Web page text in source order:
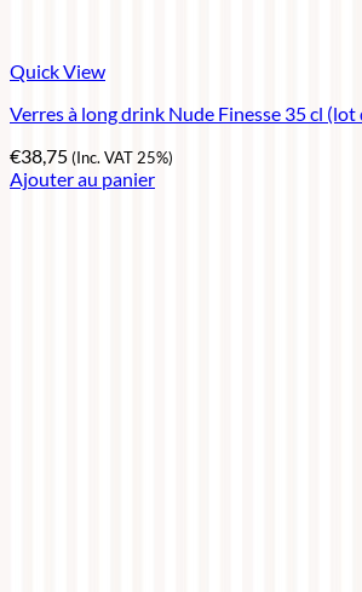
Quick View
Verres à long drink Nude Finesse 35 cl (lot
€38,75(Inc. VAT 25%)
Ajouter au panier